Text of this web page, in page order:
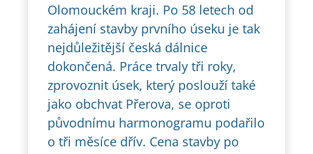
Olomouckém kraji. Po 58 letech od
zahájení stavby prvního úseku je tak
nejdůležitější česká dálnice
dokončená. Práce trvaly tři roky,
zprovoznit úsek, který poslouží také
jako obchvat Přerova, se oproti
původnímu harmonogramu podařilo
o tři měsíce dřív. Cena stavby po